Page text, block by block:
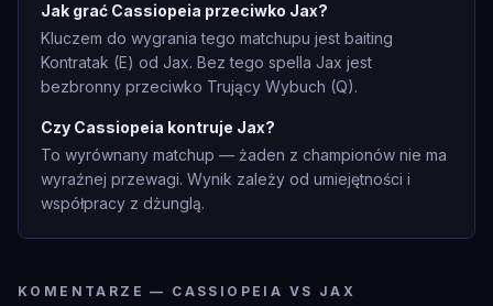
Jak grać Cassiopeia przeciwko Jax?
Kluczem do wygrania tego matchupu jest baiting
Kontratak (E) od Jax. Bez tego spella Jax jest
bezbronny przeciwko Trujący Wybuch (Q).
Czy Cassiopeia kontruje Jax?
To wyrównany matchup — żaden z championów nie ma
wyraźnej przewagi. Wynik zależy od umiejętności i
współpracy z dżunglą.
KOMENTARZE — CASSIOPEIA VS JAX